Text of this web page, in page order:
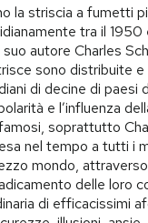
la striscia a fumetti
tra il
autore Charles
sono distribuite
di decine di paesi
e l’influenza
soprattutto
nel tempo a tutti i
mondo,
delle loro
di efficacissimi